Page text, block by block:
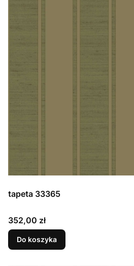
tapeta 33365
Cena
352,00 zł
Do koszyka